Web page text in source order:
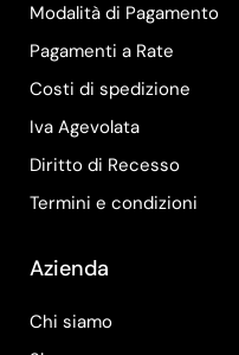
Modalità di Pagamento
Pagamenti a Rate
Costi di spedizione
Iva Agevolata
Diritto di Recesso
Termini e condizioni
Azienda
Chi siamo